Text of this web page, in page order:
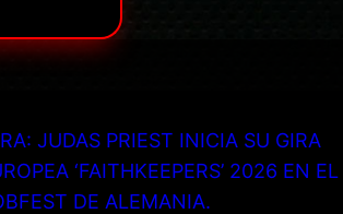
JUDAS PRIEST INICIA SU GIRA
‘FAITHKEEPERS’ 2026 EN EL
DE ALEMANIA.